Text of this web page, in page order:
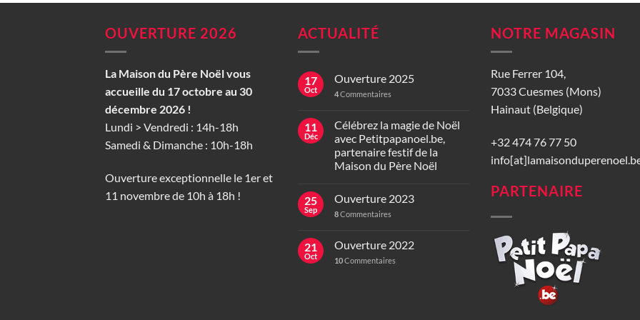
OUVERTURE 2026
La Maison du Père Noël vous
accueille du 17 octobre au 30
décembre 2026 !
Lundi > Vendredi : 14h-18h
Samedi & Dimanche : 10h-18h
Ouverture exceptionnelle le 1er et
11 novembre de 10h à 18h !
ACTUALITÉ
17
Oct
Ouverture 2025
4Commentaires
11
Déc
Célébrez la magie de Noël
avec Petitpapanoel.be,
partenaire festif de la
Maison du Père Noël
25
Sep
Ouverture 2023
8Commentaires
21
Oct
Ouverture 2022
10Commentaires
NOTRE MAGASIN
Rue Ferrer 104,
7033 Cuesmes (Mons)
Hainaut (Belgique)
+32 474 76 77 50
PARTENAIRE